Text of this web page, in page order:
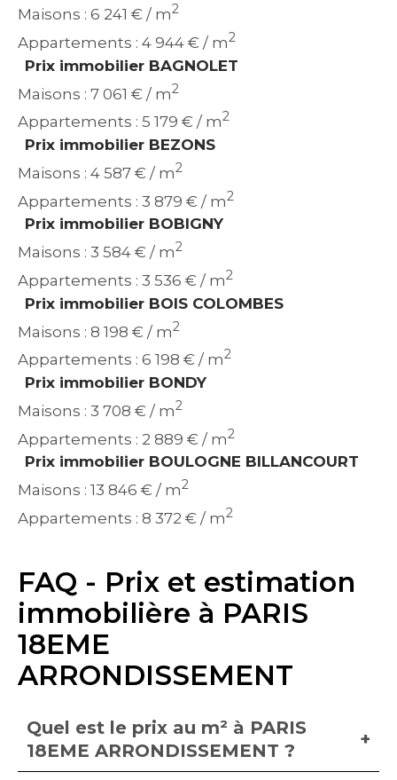
Maisons : 6 241 € / m2
Appartements : 4 944 € / m2
Prix immobilier BAGNOLET
Maisons : 7 061 € / m2
Appartements : 5 179 € / m2
Prix immobilier BEZONS
Maisons : 4 587 € / m2
Appartements : 3 879 € / m2
Prix immobilier BOBIGNY
Maisons : 3 584 € / m2
Appartements : 3 536 € / m2
Prix immobilier BOIS COLOMBES
Maisons : 8 198 € / m2
Appartements : 6 198 € / m2
Prix immobilier BONDY
Maisons : 3 708 € / m2
Appartements : 2 889 € / m2
Prix immobilier BOULOGNE BILLANCOURT
Maisons : 13 846 € / m2
Appartements : 8 372 € / m2
FAQ - Prix et estimation
immobilière à PARIS
18EME
ARRONDISSEMENT
Quel est le prix au m² à PARIS
18EME ARRONDISSEMENT ?